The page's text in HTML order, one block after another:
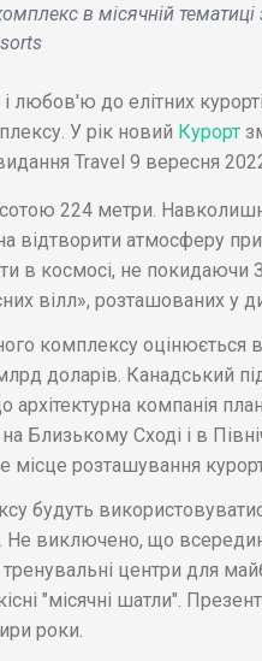
в місячній тематиці
любов'ю до елітних
У рік новий Курорт
Travel 9 вересня
224 метри.
атмосферу
в космосі, не покидаючи
вілл», розташованих у
комплексу оцінюється
доларів. Канадський
компанія
Близькому Сході і в
місце розташування
будуть
Не виключено, що
центри для
"місячні шатли".
роки.
Вloomberg:
американська Exxon
нафтовий ринок .